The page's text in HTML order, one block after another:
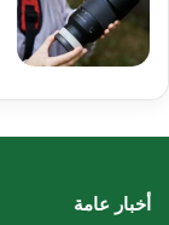
أخبار عامة